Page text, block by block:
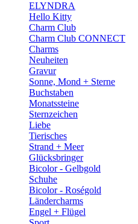
ELYNDRA
Hello Kitty
Charm Club
Charm Club CONNECT
Charms
Neuheiten
Gravur
Sonne, Mond + Sterne
Buchstaben
Monatssteine
Sternzeichen
Liebe
Tierisches
Strand + Meer
Glücksbringer
Bicolor - Gelbgold
Schuhe
Bicolor - Roségold
Ländercharms
Engel + Flügel